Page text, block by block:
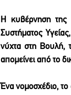
Η κυβέρνηση της
Συστήματος
νύχτα στη Βουλή,
απομείνει από το
Ένα νομοσχέδιο, το